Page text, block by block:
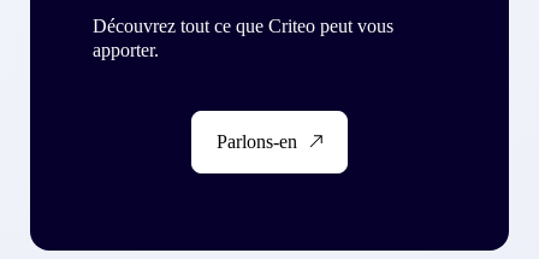
Découvrez tout ce que Criteo peut vous
apporter.
Parlons-en